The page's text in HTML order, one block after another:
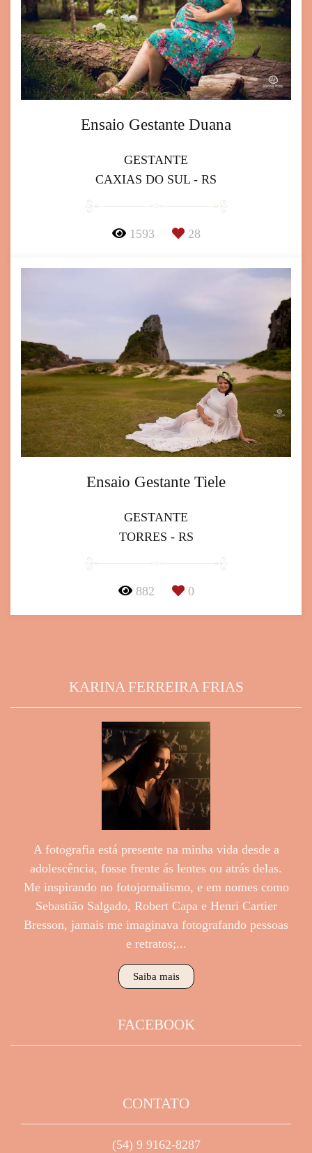
Ensaio Gestante Duana
GESTANTE
CAXIAS DO SUL - RS
1593 28
Ensaio Gestante Tiele
GESTANTE
TORRES - RS
882 0
KARINA FERREIRA FRIAS
A fotografia está presente na minha vida desde a
adolescência, fosse frente ás lentes ou atrás delas.
Me inspirando no fotojornalismo, e em nomes como
Sebastião Salgado, Robert Capa e Henri Cartier
Bresson, jamais me imaginava fotografando pessoas
e retratos;...
Saiba mais
FACEBOOK
CONTATO
(54) 9 9162-8287